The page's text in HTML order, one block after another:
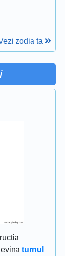
zodia ta
turnul